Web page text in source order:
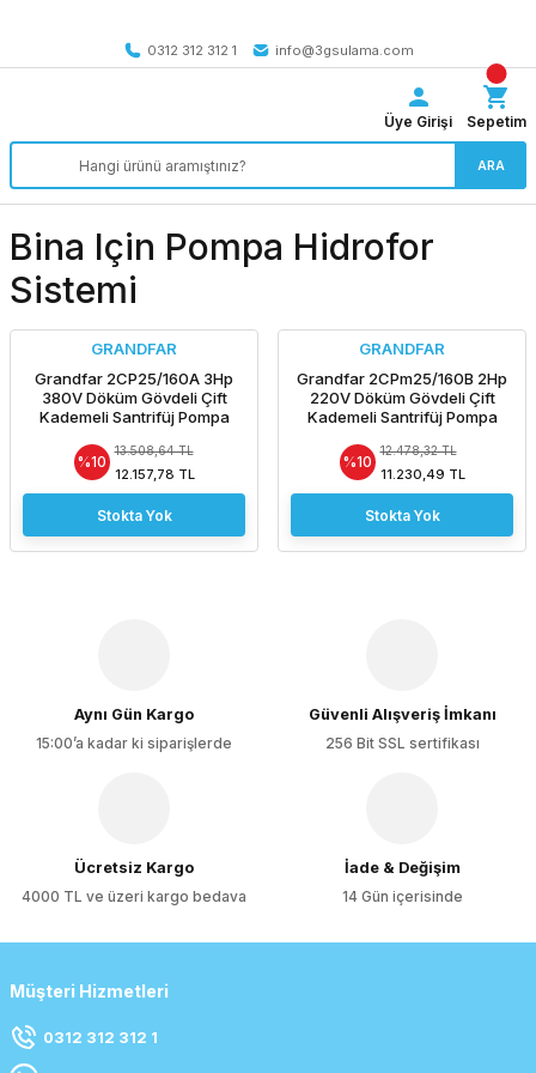
0312 312 312 1
info@3gsulama.com
ARA
Üye Girişi Sepetim
Bina Için Pompa Hidrofor
Sistemi
GRANDFAR
Grandfar 2CP25/160A 3Hp
380V Döküm Gövdeli Çift
Kademeli Santrifüj Pompa
%10
13.508,64 TL
12.157,78 TL
Stokta Yok
GRANDFAR
Grandfar 2CPm25/160B 2Hp
220V Döküm Gövdeli Çift
Kademeli Santrifüj Pompa
%10
12.478,32 TL
11.230,49 TL
Stokta Yok
Aynı Gün Kargo
15:00’a kadar ki siparişlerde
Güvenli Alışveriş İmkanı
256 Bit SSL sertifikası
Ücretsiz Kargo
4000 TL ve üzeri kargo bedava
İade & Değişim
14 Gün içerisinde
Müşteri Hizmetleri
0312 312 312 1